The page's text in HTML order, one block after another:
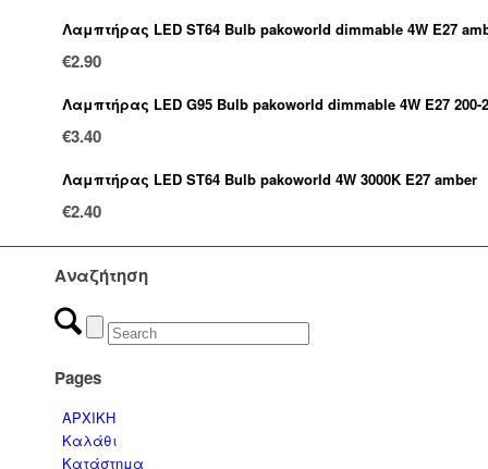
Λαμπτήρας LED ST64 Bulb pakoworld dimmable 4W E27
€2.90
Λαμπτήρας LED G95 Bulb pakoworld dimmable 4W E27 200-
€3.40
Λαμπτήρας LED ST64 Bulb pakoworld 4W 3000K E27 amber
€2.40
Αναζήτηση
Pages
ΑΡΧΙΚΗ
Καλάθι
Κατάστημα